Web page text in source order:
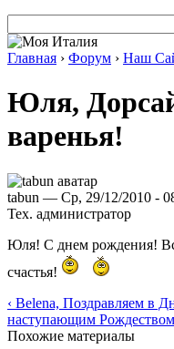
Главная › Форум › Наш
Юля,
варенья!
tabun — Ср, 29/12/2010 -
Тех. администратор
Юля! С днем рождения!
счастья!
‹ Belena, Поздравляем в
наступающим
Похожие материалы